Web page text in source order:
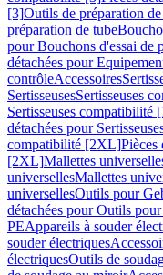
[3]Outils de préparation
préparation de tube
pour Bouchons d'essai de
détachées pour
contrôleAccessoires
SertisseusesSertisseuses
Sertisseuses compatibilité
détachées pour
compatibilité [2XL]Pièces
[2XL]Mallettes
universellesMallettes
universellesOutils pour
détachées pour Outils
PEAppareils à souder
souder électriques
électriquesOutils de